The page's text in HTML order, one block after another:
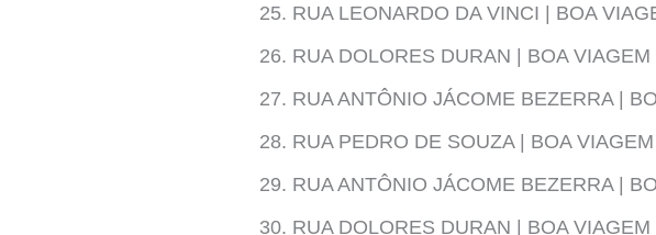
RUA LEONARDO DA VINCI | BOA
RUA DOLORES DURAN | BOA
RUA ANTÔNIO JÁCOME BEZERRA |
RUA PEDRO DE SOUZA | BOA
RUA ANTÔNIO JÁCOME BEZERRA |
RUA DOLORES DURAN | BOA